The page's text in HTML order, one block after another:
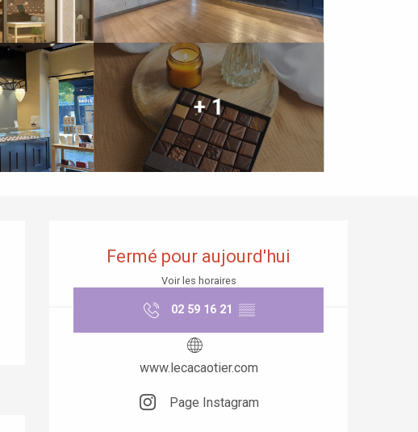
+ 1
Fermé pour aujourd'hui
Voir les horaires
02 59 16 21 ▒▒
www.lecacaotier.com
Page Instagram